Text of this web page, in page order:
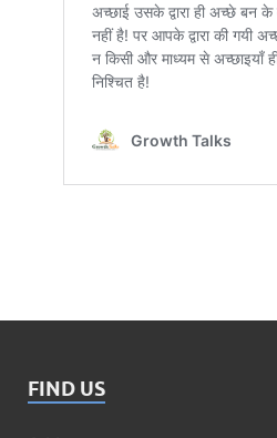
FIND US